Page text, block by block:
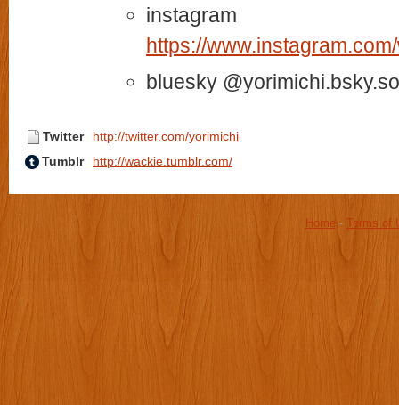
instagram
https://
bluesky
Twitter
http://twitter.com/yorimichi
Tumblr
http://wackie.tumblr.com/
Home- Terms of